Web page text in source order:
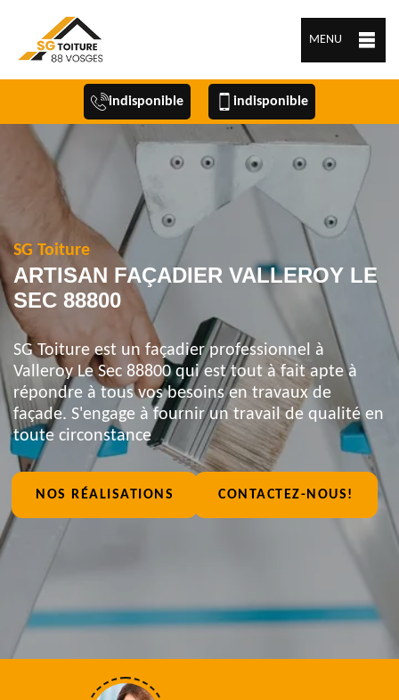
MENU
indisponible indisponible
SG Toiture
ARTISAN FAÇADIER VALLEROY LE
SEC 88800
SG Toiture est un façadier professionnel à
Valleroy Le Sec 88800 qui est tout à fait apte à
répondre à tous vos besoins en travaux de
façade. S'engage à fournir un travail de qualité en
toute circonstance
NOS RÉALISATIONS CONTACTEZ-NOUS!